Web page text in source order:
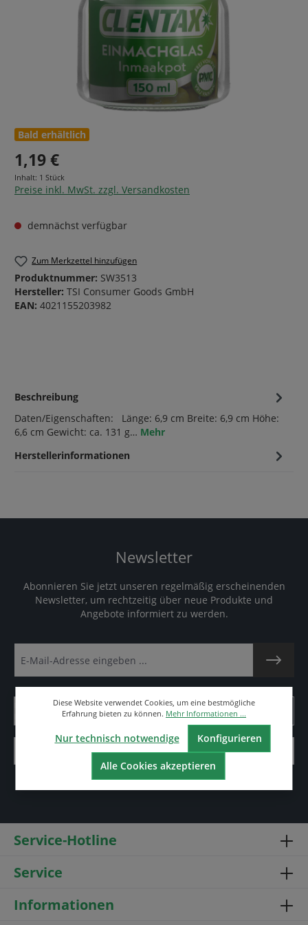
Bald erhältlich
1,19 €
Inhalt: 1 Stück
Preise inkl. MwSt. zzgl. Versandkosten
demnächst verfügbar
Zum Merkzettel hinzufügen
Produktnummer: SW3513
Hersteller: TSI Consumer Goods GmbH
EAN: 4021155203982
Beschreibung
Daten/Eigenschaften: Länge: 6,9 cm Breite: 6,9 cm Höhe:
6,6 cm Gewicht: ca. 131 g… Mehr
Herstellerinformationen
Newsletter
Abonnieren Sie jetzt unseren regelmäßig erscheinenden
Newsletter, um rechtzeitig über neue Produkte und
Angebote informiert zu werden.
Service-Hotline
Service
Informationen
Diese Website verwendet Cookies, um eine bestmögliche
Erfahrung bieten zu können. Mehr Informationen ...
Nur technisch notwendige Konfigurieren
Alle Cookies akzeptieren